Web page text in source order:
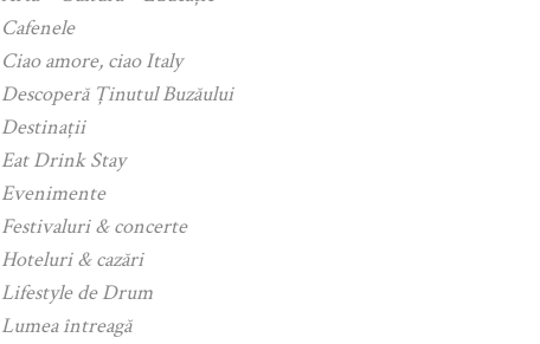
Cafenele
Ciao amore, ciao Italy
Descoperă Ținutul Buzăului
Destinații
Eat Drink Stay
Evenimente
Festivaluri & concerte
Hoteluri & cazări
Lifestyle de Drum
Lumea întreagă